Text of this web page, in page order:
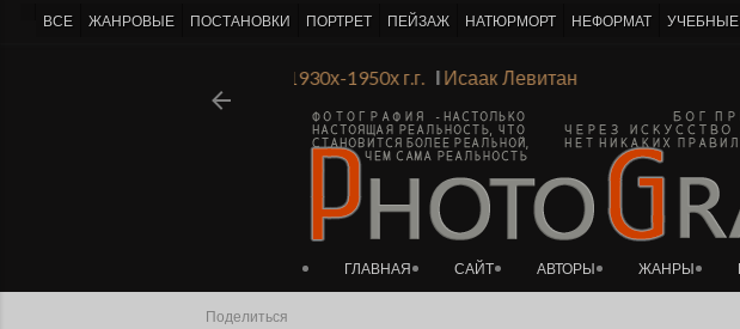
К
Академии Художеств 1930х-1950х г.г. ΙИсаак Левитан
ГЛАВНАЯ САЙТ АВТОРЫ ЖАНРЫ
Поделиться
ВСЕ ЖАНРОВЫЕ ПОСТАНОВКИ ПОРТРЕТ ПЕЙЗАЖ НАТЮРМОРТ НЕФОРМАТ УЧЕБНЫЕ